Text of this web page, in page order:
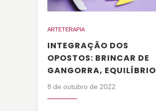
ARTETERAPIA
INTEGRAÇÃO DOS
OPOSTOS: BRINCAR DE
GANGORRA, EQUILÍBRIO
8 de outubro de 2022